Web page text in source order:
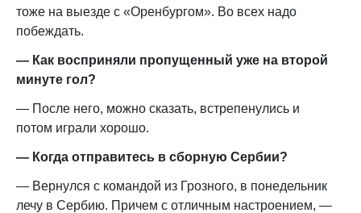
тоже на выезде с «Оренбургом». Во всех надо
побеждать.
— Как восприняли пропущенный уже на второй
минуте гол?
— После него, можно сказать, встрепенулись и
потом играли хорошо.
— Когда отправитесь в сборную Сербии?
— Вернулся с командой из Грозного, в понедельник
лечу в Сербию. Причем с отличным настроением, —